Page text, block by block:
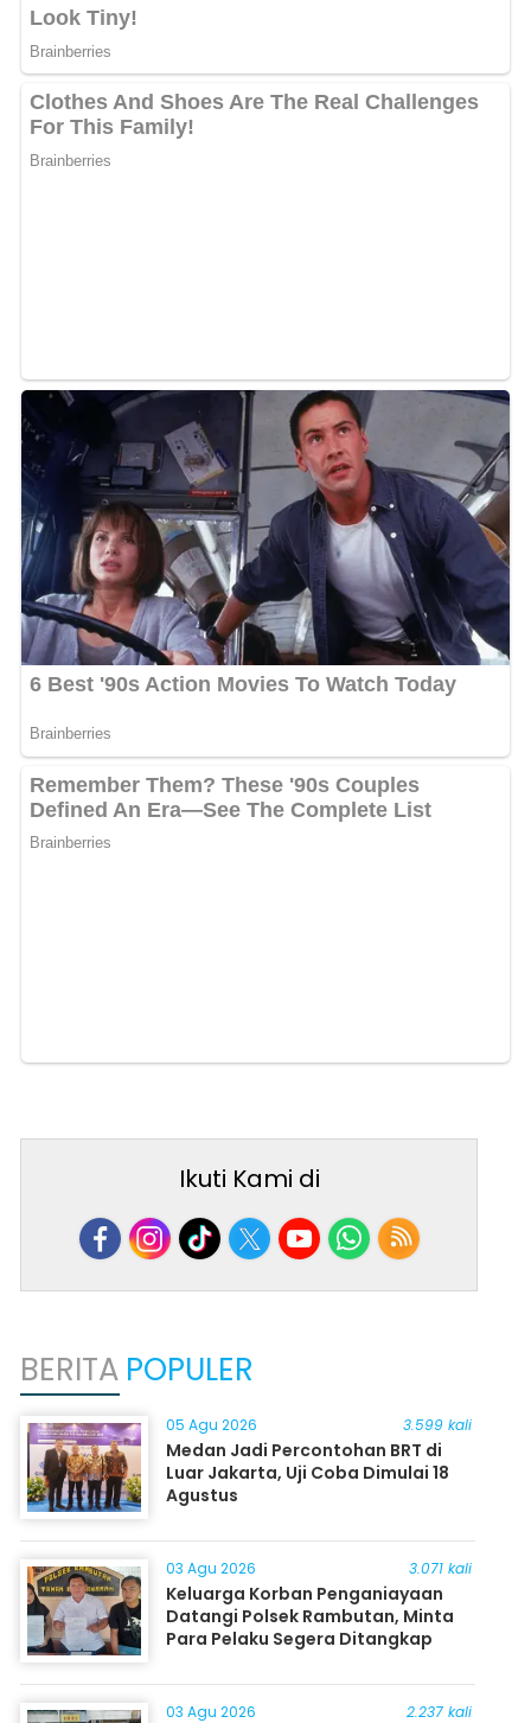
Ikuti Kami di
BERITA POPULER
05 Agu 2026 3.599 kali
Medan Jadi Percontohan BRT di
Luar Jakarta, Uji Coba Dimulai 18
Agustus
03 Agu 2026 3.071 kali
Keluarga Korban Penganiayaan
Datangi Polsek Rambutan, Minta
Para Pelaku Segera Ditangkap
03 Agu 2026 2.237 kali